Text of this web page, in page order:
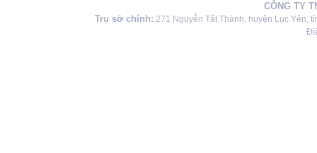
CÔNG TY
Trụ sở chính: 271 Nguyễn Tất Thành, huyện Lục Yên,